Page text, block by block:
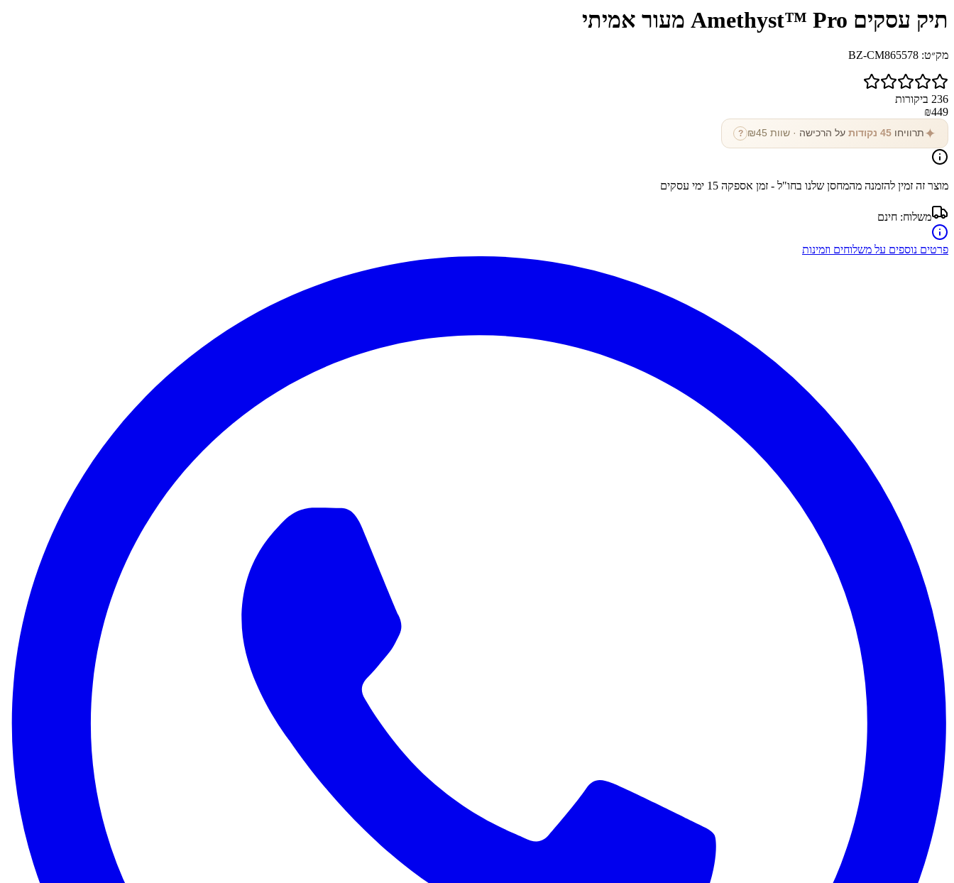
תיק עסקים Amethyst™ Pro מעור אמיתי
מק״ט: BZ-CM865578
236 ביקורות
₪449
✦ תרוויחו 45 נקודות על הרכישה · שוות ₪ 45
?
מוצר זה זמין להזמנה מהמחסן שלנו בחו"ל - זמן אספקה 15 ימי עסקים
משלוח: חינם
פרטים נוספים על משלוחים וזמינות